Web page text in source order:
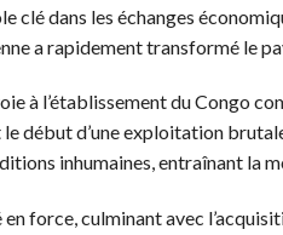
clé dans les échanges
a rapidement transformé le
à l’établissement du Congo
début d’une exploitation
inhumaines, entraînant la
force, culminant avec